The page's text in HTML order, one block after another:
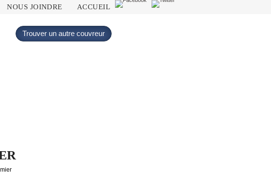
NOUS JOINDRE ACCUEIL
Trouver un autre couvreur